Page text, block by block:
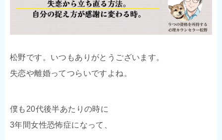
松野です。いつもありがとうございます。
失恋や離婚ってつらいですよね。
僕も20代後半あたりの時に
3年間女性恐怖症になって、